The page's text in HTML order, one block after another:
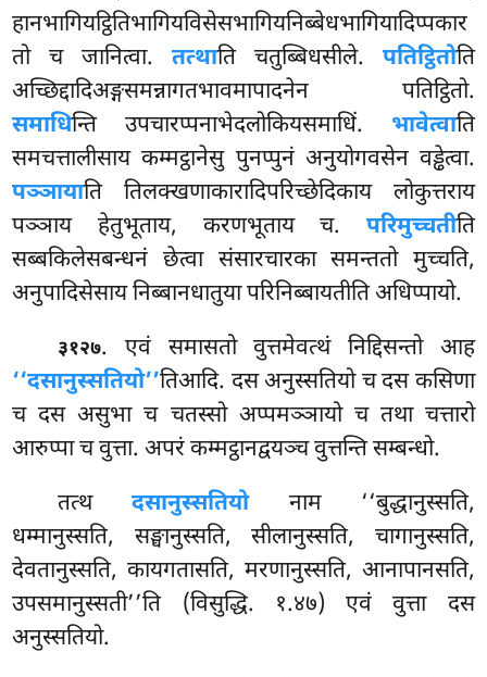
हानभागियट्ठितिभागियविसेसभागियनिब्बेधभागियादिप्पकार
तो च जानित्वा. तत्थाति चतुब्बिधसीले. पतिट्ठितोति
अच्छिद्दादिअङ्गसमन्नागतभावमापादनेन पतिट्ठितो.
समाधिन्ति उपचारप्पनाभेदलोकियसमाधिं. भावेत्वाति
समचत्तालीसाय कम्मट्ठानेसु पुनप्पुनं अनुयोगवसेन वड्ढेत्वा.
पञ्ञायाति तिलक्खणाकारादिपरिच्छेदिकाय लोकुत्तराय
पञ्ञाय हेतुभूताय, करणभूताय च. परिमुच्चतीति
सब्बकिलेसबन्धनं छेत्वा संसारचारका समन्ततो मुच्चति,
अनुपादिसेसाय निब्बानधातुया परिनिब्बायतीति अधिप्पायो.
३१२७. एवं समासतो वुत्तमेवत्थं निद्दिसन्तो आह
‘‘दसानुस्सतियो’’तिआदि. दस अनुस्सतियो च दस कसिणा
च दस असुभा च चतस्सो अप्पमञ्ञायो च तथा चत्तारो
आरुप्पा च वुत्ता. अपरं कम्मट्ठानद्वयञ्च वुत्तन्ति सम्बन्धो.
तत्थदसानुस्सतियोनाम ‘‘बुद्धानुस्सति,
धम्मानुस्सति, सङ्घानुस्सति, सीलानुस्सति, चागानुस्सति,
देवतानुस्सति, कायगतासति, मरणानुस्सति, आनापानसति,
उपसमानुस्सती’’ति (विसुद्धि. १.४७) एवं वुत्ता दस
अनुस्सतियो.